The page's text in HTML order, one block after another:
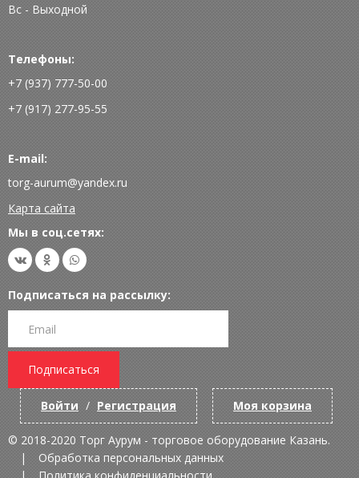
Вс - Выходной
Телефоны:
+7 (937) 777-50-00
+7 (917) 277-95-55
E-mail:
torg-aurum@yandex.ru
Карта сайта
Мы в соц.сетях:
Подписаться на рассылку:
Подписаться
Войти / Регистрация Моя корзина
© 2018-2020 Торг Аурум - торговое оборудование Казань.
Обработка персональных данных